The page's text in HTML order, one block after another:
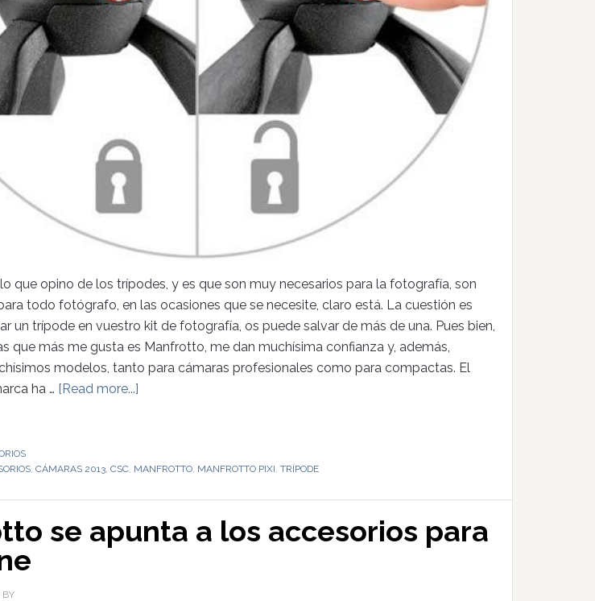
que opino de los trípodes, y es que son muy necesarios para la fotografía, son
todo fotógrafo, en las ocasiones que se necesite, claro está. La cuestión es
un trípode en vuestro kit de fotografía, os puede salvar de más de una. Pues bien,
que más me gusta es Manfrotto, me dan muchísima confianza y, además,
modelos, tanto para cámaras profesionales como para compactas. El
ha … [Read more...]
CÁMARAS 2013 CSC MANFROTTO MANFROTTO PIXI TRÍPODE
se apunta a los accesorios para
BY